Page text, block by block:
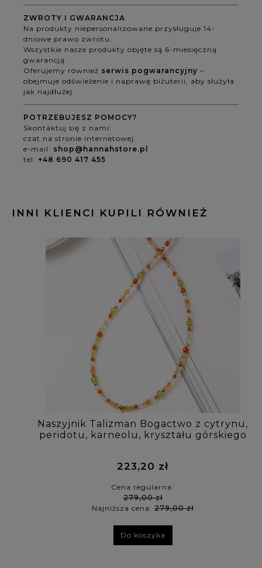
ZWROTY I GWARANCJA
Na produkty niepersonalizowane przysługuje 14-
dniowe prawo zwrotu.
Wszystkie nasze produkty objęte są 6-miesięczną
gwarancją.
Oferujemy również serwis pogwarancyjny –
obejmuje odświeżenie i naprawę biżuterii, aby służyła
jak najdłużej.
POTRZEBUJESZ POMOCY?
Skontaktuj się z nami:
czat na stronie internetowej
e-mail: shop@hannahstore.pl
tel. +48 690 417 455
INNI KLIENCI KUPILI RÓWNIEŻ
Naszyjnik Talizman Bogactwo z cytrynu,
peridotu, karneolu, kryształu górskiego
223,20 zł
Cena regularna:
279,00 zł
Najniższa cena: 279,00 zł
Do koszyka